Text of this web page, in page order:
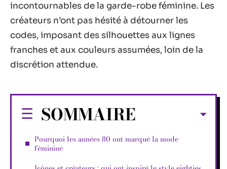
incontournables de la garde-robe féminine. Les
créateurs n’ont pas hésité à détourner les
codes, imposant des silhouettes aux lignes
franches et aux couleurs assumées, loin de la
discrétion attendue.
SOMMAIRE
Pourquoi les années 80 ont marqué la mode
féminine